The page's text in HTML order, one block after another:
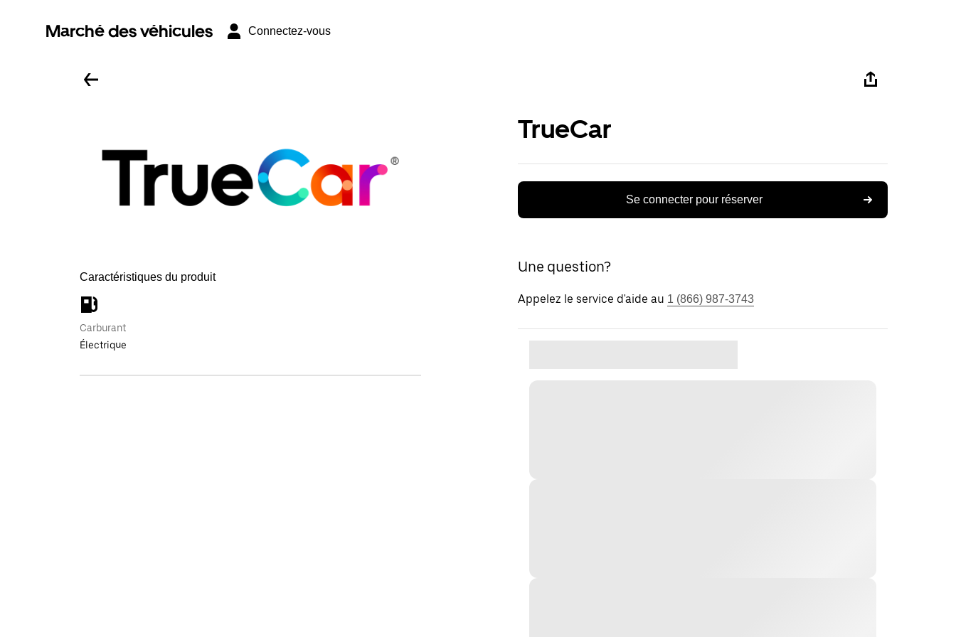
Marché des véhicules Connectez-vous
Caractéristiques du produit
Carburant
Électrique
TrueCar
Se connecter pour réserver
Une question?
Appelez le service d'aide au 1 (866) 987-3743